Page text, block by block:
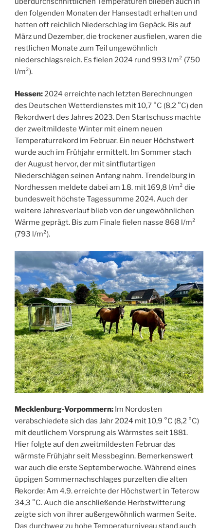
den folgenden Monaten der Hansestadt erhalten und
hatten oft reichlich Niederschlag im Gepäck. Bis auf
März und Dezember, die trockener ausfielen, waren die
restlichen Monate zum Teil ungewöhnlich
niederschlagsreich. Es fielen 2024 rund 993 l/m² (750
l/m²).
Hessen:2024 erreichte nach letzten Berechnungen
des Deutschen Wetterdienstes mit 10,7 °C (8,2 °C) den
Rekordwert des Jahres 2023. Den Startschuss machte
der zweitmildeste Winter mit einem neuen
Temperaturrekord im Februar. Ein neuer Höchstwert
wurde auch im Frühjahr ermittelt. Im Sommer stach
der August hervor, der mit sintflutartigen
Niederschlägen seinen Anfang nahm. Trendelburg in
Nordhessen meldete dabei am 1.8. mit 169,8 l/m² die
bundesweit höchste Tagessumme 2024. Auch der
weitere Jahresverlauf blieb von der ungewöhnlichen
Wärme geprägt. Bis zum Finale fielen nasse 868 l/m²
(793 l/m²).
Mecklenburg-Vorpommern: Im Nordosten
verabschiedete sich das Jahr 2024 mit 10,9 °C (8,2 °C)
mit deutlichem Vorsprung als Wärmstes seit 1881.
Hier folgte auf den zweitmildesten Februar das
wärmste Frühjahr seit Messbeginn. Bemerkenswert
war auch die erste Septemberwoche. Während eines
üppigen Sommernachschlages purzelten die alten
Rekorde: Am 4.9. erreichte der Höchstwert in Teterow
34,3 °C. Auch die anschließende Herbstwitterung
zeigte sich von ihrer außergewöhnlich warmen Seite.
Das durchweg zu hohe Temperaturniveau stand auch